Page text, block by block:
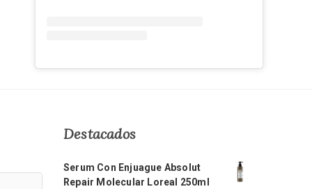
Destacados
Serum Con Enjuague Absolut
Repair Molecular Loreal 250ml